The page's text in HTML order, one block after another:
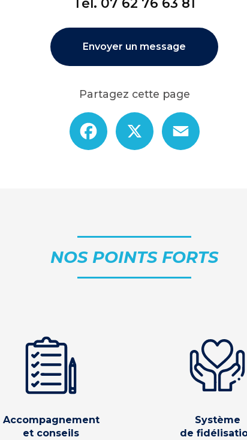
Envoyer un message
Partagez cette page
Facebook
NOS POINTS FORTS
Accompagnement
et conseils
Système
de